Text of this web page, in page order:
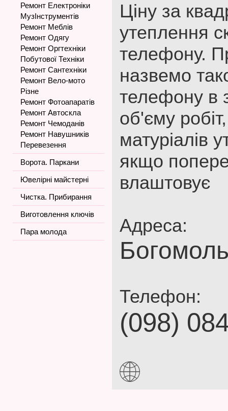
Ремонт Електроніки
МузІнструментів
Ремонт Меблів
Ремонт Одягу
Ремонт Оргтехніки
Побутової Техніки
Ремонт Сантехніки
Ремонт Вело-мото
Різне
Ремонт Фотоапаратів
Ремонт Автоскла
Ремонт Чемоданів
Ремонт Навушників
Перевезення
Ворота. Паркани
Ювелірні майстерні
Чистка. Прибирання
Виготовлення ключів
Пара молода
Ціну за
утеплення
телефону.
назвемо
телефону в
об'єму
матуріалів
якщо
влаштовує
Адреса:
Телефон:
(098)